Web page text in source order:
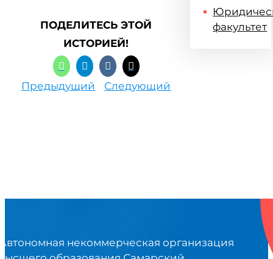
ПОДЕЛИТЕСЬ ЭТОЙ
ИСТОРИЕЙ!
Предыдущий Следующий
факультет
некоммерческая организация